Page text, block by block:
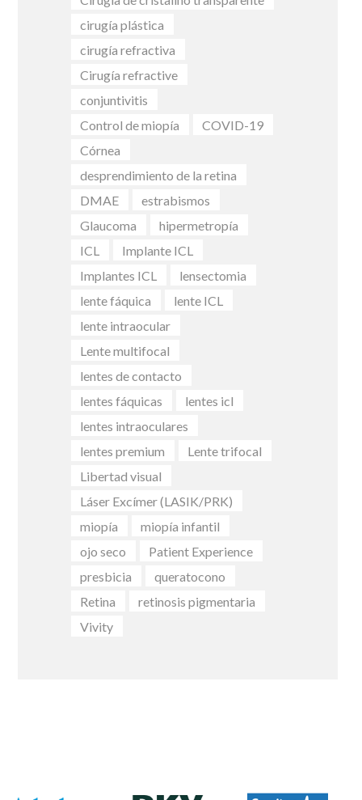
cirugía plástica
cirugía refractiva
Cirugía refractive
conjuntivitis
Control de miopía
COVID-19
Córnea
desprendimiento de la retina
DMAE
estrabismos
Glaucoma
hipermetropía
ICL
Implante ICL
Implantes ICL
lensectomia
lente fáquica
lente ICL
lente intraocular
Lente multifocal
lentes de contacto
lentes fáquicas
lentes icl
lentes intraoculares
lentes premium
Lente trifocal
Libertad visual
Láser Excímer (LASIK/PRK)
miopía
miopía infantil
ojo seco
Patient Experience
presbicia
queratocono
Retina
retinosis pigmentaria
Vivity